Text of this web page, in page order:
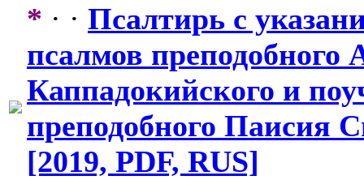
* · · Псалтирь с
псалмов преподобного
Каппадокийск​ого и
преподобного Паисия
[2019, PDF, RUS]